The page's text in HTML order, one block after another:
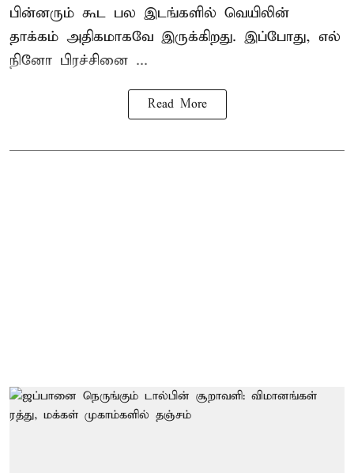
பின்னரும் கூட பல இடங்களில் வெயிலின்
தாக்கம் அதிகமாகவே இருக்கிறது. இப்போது, எல்
நினோ பிரச்சினை ...
Read More